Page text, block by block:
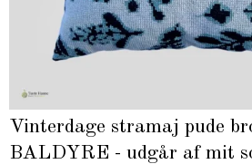
Vinterdage stramaj pude
BALDYRE - udgår af mit